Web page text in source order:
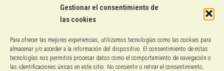
Gestionar el consentimiento de
las cookies
Para ofrecer las mejores experiencias, utilizamos tecnologías como las cookies para
almacenar y/o acceder a la información del dispositivo. El consentimiento de estas
tecnologías nos permitirá procesar datos como el comportamiento de navegación o
las identificaciones únicas en este sitio. No consentir o retirar el consentimiento,
15,25€
Conocenos
Pagos con PayPal